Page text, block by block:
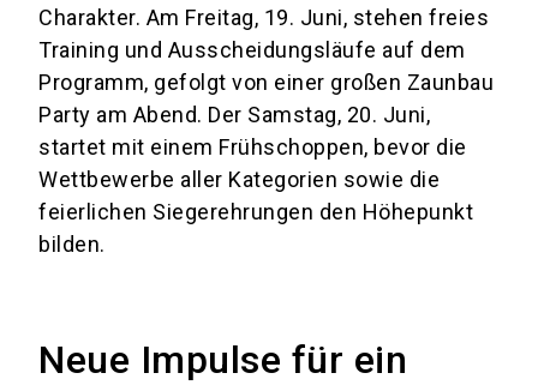
Charakter. Am Freitag, 19. Juni, stehen freies
Training und Ausscheidungsläufe auf dem
Programm, gefolgt von einer großen Zaunbau
Party am Abend. Der Samstag, 20. Juni,
startet mit einem Frühschoppen, bevor die
Wettbewerbe aller Kategorien sowie die
feierlichen Siegerehrungen den Höhepunkt
bilden.
Neue Impulse für ein